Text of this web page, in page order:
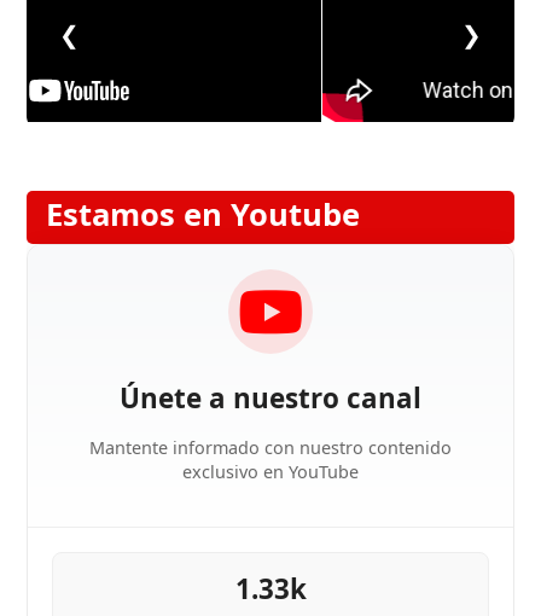
❮ ❯
Estamos en Youtube
Únete a nuestro canal
Mantente informado con nuestro contenido
exclusivo en YouTube
1.33k